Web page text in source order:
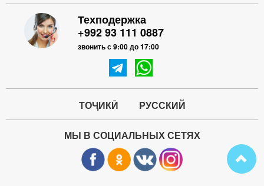
Техподержка
+992 93 111 0887
звонить с 9:00 до 17:00
ТОҶИКӢ РУССКИЙ
МЫ В СОЦИАЛЬНЫХ СЕТЯХ